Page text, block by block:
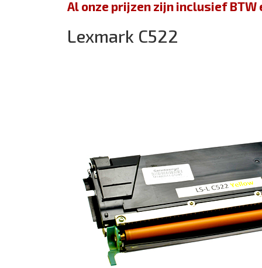
Al onze prijzen zijn inclusief
Lexmark C522